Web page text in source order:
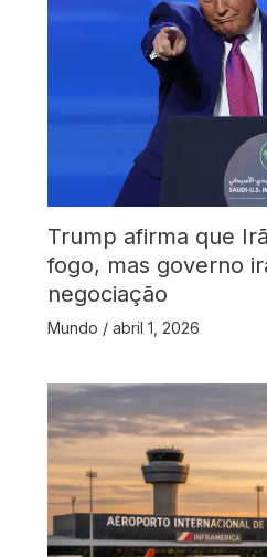
Trump afirma que
fogo, mas governo
negociação
Mundo / abril 1, 2026